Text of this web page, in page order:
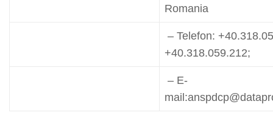
Romania
– Telefon:
+40.318.059.212;
– E-